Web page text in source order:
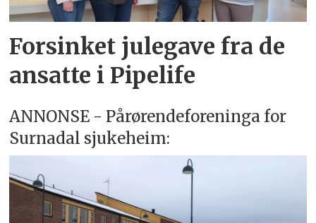
Forsinket julegave fra de
ansatte i Pipelife
ANNONSE - Pårørendeforeninga for
Surnadal sjukeheim: